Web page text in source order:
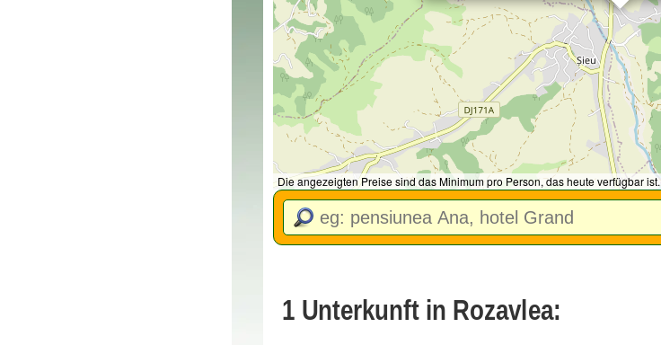
Die angezeigten Preise sind das Minimum pro Person, das heute verfügbar ist.
1 Unterkunft in Rozavlea: